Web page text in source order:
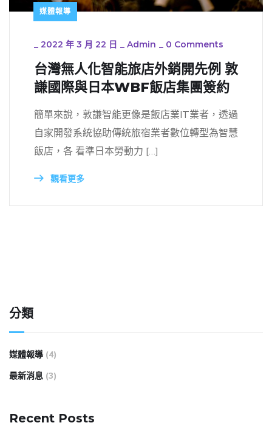
媒體報導
_ 2022 年 3 月 22 日 _ Admin _ 0 Comments
台灣無人化智能旅店外銷開先例 敦
謙國際與日本WBF飯店集團簽約
簡單來說，敦謙智能更像是飯店業IT業者，透過
自家開發系統協助傳統旅宿業者數位轉型為智慧
飯店，各 看準日本勞動力 […]
觀看更多
分類
媒體報導 (4)
最新消息 (3)
Recent Posts